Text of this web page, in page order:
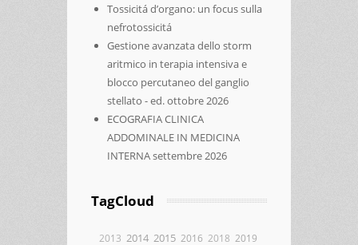
Tossicitá d’organo: un focus sulla
nefrotossicitá
Gestione avanzata dello storm
aritmico in terapia intensiva e
blocco percutaneo del ganglio
stellato - ed. ottobre 2026
ECOGRAFIA CLINICA
ADDOMINALE IN MEDICINA
INTERNA settembre 2026
TagCloud
2013 2014 2015 2016 2018 2019